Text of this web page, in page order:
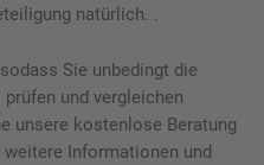
natürlich. .
Sie unbedingt die
und vergleichen
unsere kostenlose Beratung
Informationen und